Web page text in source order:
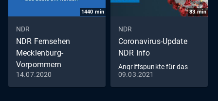
1440 min
NDR
NDR Fernsehen
Mecklenburg-
Vorpommern
Livestream
14.07.2020
83min
NDR
Coronavirus-Update
NDR Info
Angriffspunkte für das
Virus (79)
09.03.2021